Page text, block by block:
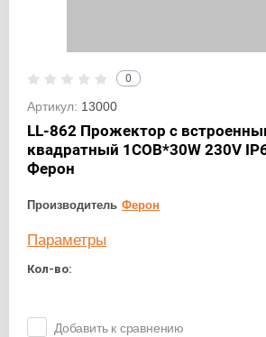
0
Артикул: 13000
LL-862 Прожектор с
квадратный 1СОВ*30W 230V
Ферон
Производитель Ферон
Параметры
Кол-во:
Добавить к сравнению